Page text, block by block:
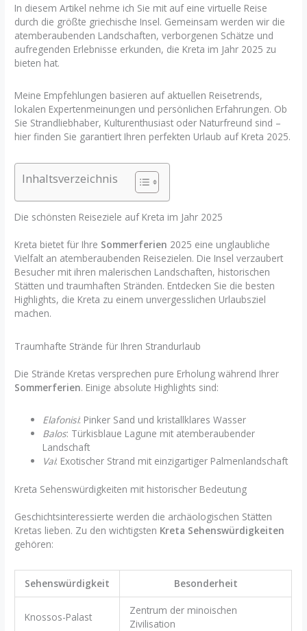
In diesem Artikel nehme ich Sie mit auf eine virtuelle Reise
durch die größte griechische Insel. Gemeinsam werden wir die
atemberaubenden Landschaften, verborgenen Schätze und
aufregenden Erlebnisse erkunden, die Kreta im Jahr 2025 zu
bieten hat.
Meine Empfehlungen basieren auf aktuellen Reisetrends,
lokalen Expertenmeinungen und persönlichen Erfahrungen. Ob
Sie Strandliebhaber, Kulturenthusiast oder Naturfreund sind –
hier finden Sie garantiert Ihren perfekten Urlaub auf Kreta 2025.
Inhaltsverzeichnis
Die schönsten Reiseziele auf Kreta im Jahr 2025
Kreta bietet für Ihre Sommerferien 2025 eine unglaubliche
Vielfalt an atemberaubenden Reisezielen. Die Insel verzaubert
Besucher mit ihren malerischen Landschaften, historischen
Stätten und traumhaften Stränden. Entdecken Sie die besten
Highlights, die Kreta zu einem unvergesslichen Urlaubsziel
machen.
Traumhafte Strände für Ihren Strandurlaub
Die Strände Kretas versprechen pure Erholung während Ihrer
Sommerferien. Einige absolute Highlights sind:
Elafonisi: Pinker Sand und kristallklares Wasser
Balos: Türkisblaue Lagune mit atemberaubender
Landschaft
Vai: Exotischer Strand mit einzigartiger Palmenlandschaft
Kreta Sehenswürdigkeiten mit historischer Bedeutung
Geschichtsinteressierte werden die archäologischen Stätten
Kretas lieben. Zu den wichtigsten Kreta Sehenswürdigkeiten
gehören:
Sehenswürdigkeit Besonderheit
Knossos-Palast
Zentrum der minoischen
Zivilisation